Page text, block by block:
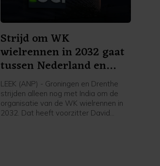
Strijd om WK
wielrennen in 2032 gaat
tussen Nederland en
India
LEEK (ANP) - Groningen en Drenthe
strijden alleen nog met India om de
organisatie van de WK wielrennen in
2032. Dat heeft voorzitter David